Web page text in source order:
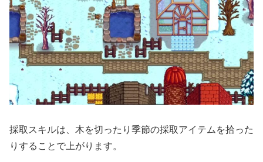
採取スキルは、木を切ったり季節の採取アイテムを拾った
りすることで上がります。